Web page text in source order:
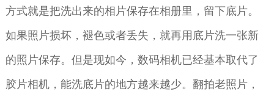
方式就是把洗出来的相片保存在相册里，留下底片。
如果照片损坏，褪色或者丢失，就再用底片洗一张新
的照片保存。但是现如今，数码相机已经基本取代了
胶片相机，能洗底片的地方越来越少。翻拍老照片，